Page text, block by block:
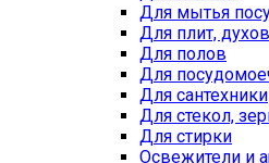
Для мытья
Для плит,
Для полов
Для
Для сантехники
Для стекол,
Для стирки
Освежители и